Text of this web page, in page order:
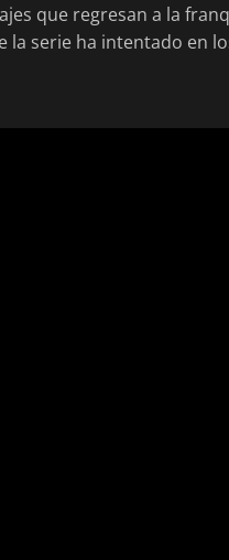
que regresan a la
la serie ha intentado en